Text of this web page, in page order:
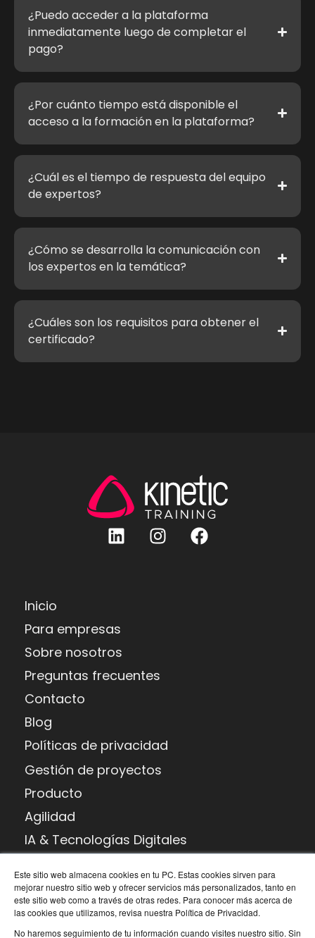
Este sitio web almacena cookies en tu PC. Estas cookies sirven para
mejorar nuestro sitio web y ofrecer servicios más personalizados, tanto en
este sitio web como a través de otras redes. Para conocer más acerca de
las cookies que utilizamos, revisa nuestra Política de Privacidad.
No haremos seguimiento de tu información cuando visites nuestro sitio. Sin
¿Puedo acceder a la plataforma
inmediatamente luego de completar el
pago?
¿Por cuánto tiempo está disponible el
acceso a la formación en la plataforma?
¿Cuál es el tiempo de respuesta del equipo
de expertos?
¿Cómo se desarrolla la comunicación con
los expertos en la temática?
¿Cuáles son los requisitos para obtener el
certificado?
Inicio
Para empresas
Sobre nosotros
Preguntas frecuentes
Contacto
Blog
Políticas de privacidad
Gestión de proyectos
Producto
Agilidad
IA & Tecnologías Digitales
Transformación digital
Argentina
Operamos